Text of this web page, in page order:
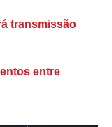
transmissão
entre